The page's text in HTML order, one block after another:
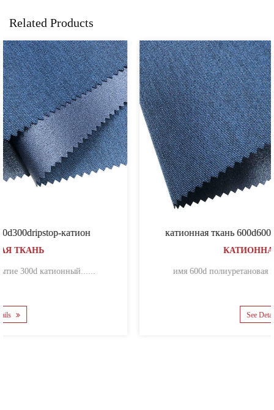
Related Products
катионная ткань 600d600d80tcation для рюкзаков
имя 600d полиуретановая катионная полиэфир......